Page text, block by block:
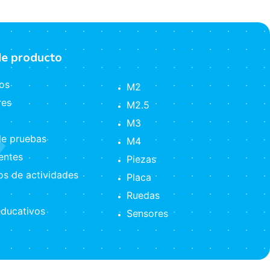
producto
pruebas
de actividades
M2
M2.5
M3
M4
Piezas
Placa
Ruedas
Sensores